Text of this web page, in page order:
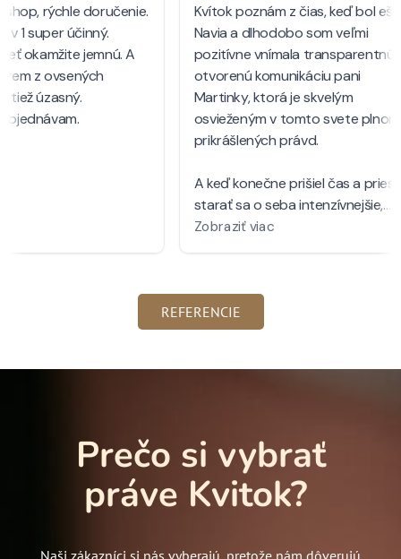
REFERENCIE
Prečo si vybrať
práve Kvitok?
Naši zákazníci si nás vyberajú, pretože nám dôverujú